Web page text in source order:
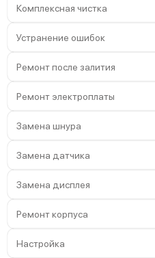
Комплексная чистка
Устранение ошибок
Ремонт после залития
Ремонт электроплаты
Замена шнура
Замена датчика
Замена дисплея
Ремонт корпуса
Настройка